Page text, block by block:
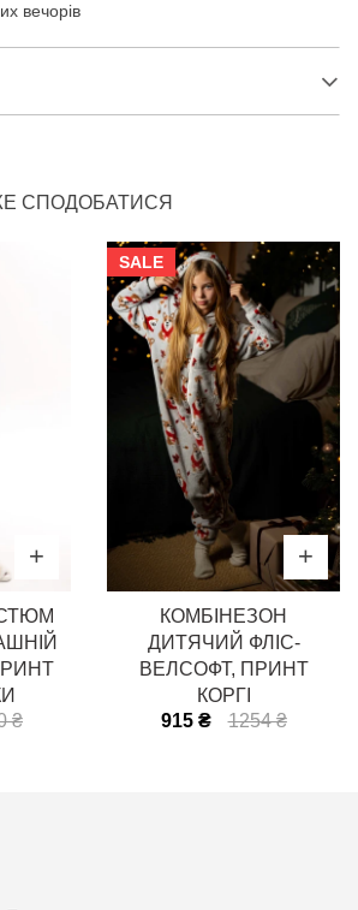
вечорів
СПОДОБАТИСЯ
₴
SALE
КОМБІНЕЗОН
ДИТЯЧИЙ ФЛІС-
ВЕЛСОФТ, ПРИНТ
КОРГІ
915 ₴
1254 ₴